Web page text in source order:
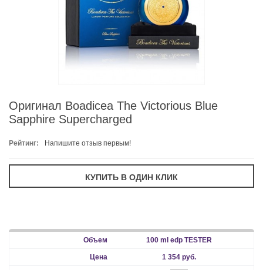
Оригинал Boadicea The Victorious Blue
Sapphire Supercharged
Рейтинг: Напишите отзыв первым!
100 ml edp TESTER
1 354 руб.